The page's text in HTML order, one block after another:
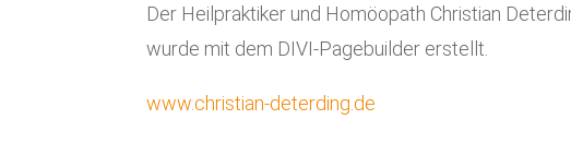
Der Heilpraktiker und Homöopath Christian
wurde mit dem DIVI-Pagebuilder erstellt.
www.christian-deterding.de